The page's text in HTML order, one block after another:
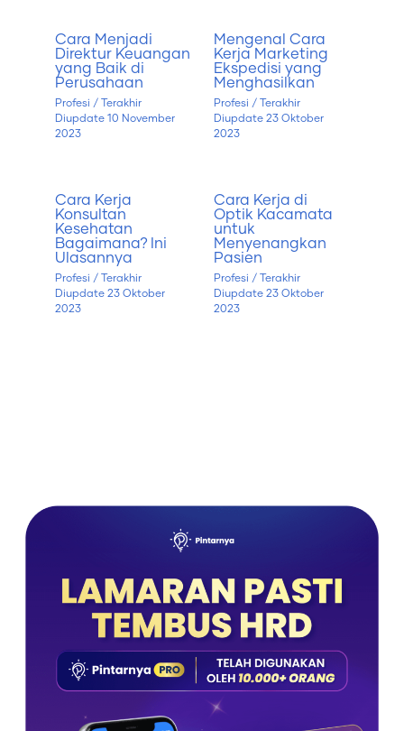
Cara Menjadi
Direktur Keuangan
yang Baik di
Perusahaan
Profesi / Terakhir
Diupdate 10 November
2023
Mengenal Cara
Kerja Marketing
Ekspedisi yang
Menghasilkan
Profesi / Terakhir
Diupdate23 Oktober
2023
Cara Kerja
Konsultan
Kesehatan
Bagaimana? Ini
Ulasannya
Profesi / Terakhir
Diupdate 23 Oktober
2023
Cara Kerja di
Optik Kacamata
untuk
Menyenangkan
Pasien
Profesi / Terakhir
Diupdate23 Oktober
2023